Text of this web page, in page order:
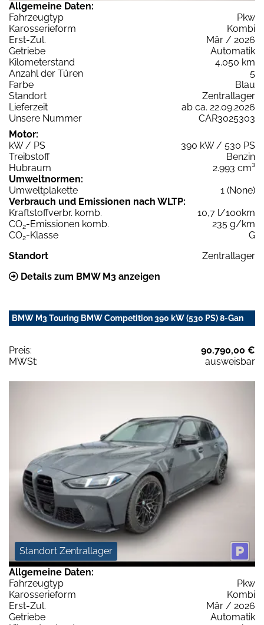
Allgemeine Daten:
Fahrzeugtyp
Pkw
Karosserieform
Kombi
Erst-Zul.
Mär / 2026
Getriebe
Automatik
Kilometerstand
4.050 km
Anzahl der Türen
5
Farbe
Blau
Standort
Zentrallager
Lieferzeit
ab ca. 22.09.2026
Unsere Nummer
CAR3025303
Motor:
kW / PS
390 kW / 530 PS
Treibstoff
Benzin
Hubraum
2.993 cm³
Umweltnormen:
Umweltplakette
1 (None)
Verbrauch und Emissionen nach WLTP:
Kraftstoffverbr. komb.
10,7 l/100km
CO2-Emissionen komb.
235 g/km
CO2-Klasse
G
Standort
Zentrallager
Details zum BMW M3 anzeigen
BMW M3 Touring BMW Competition 390 kW (530 PS) 8-Gan
Preis:
90.790,00 €
MWSt:
ausweisbar
Standort Zentrallager
Allgemeine Daten:
Fahrzeugtyp
Pkw
Karosserieform
Kombi
Erst-Zul.
Mär / 2026
Getriebe
Automatik